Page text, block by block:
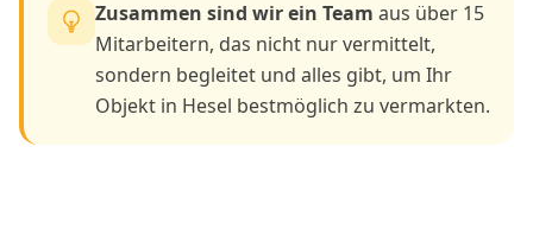
Zusammen sind wir ein Team aus über 15
Mitarbeitern, das nicht nur vermittelt,
sondern begleitet und alles gibt, um Ihr
Objekt in Hesel bestmöglich zu vermarkten.